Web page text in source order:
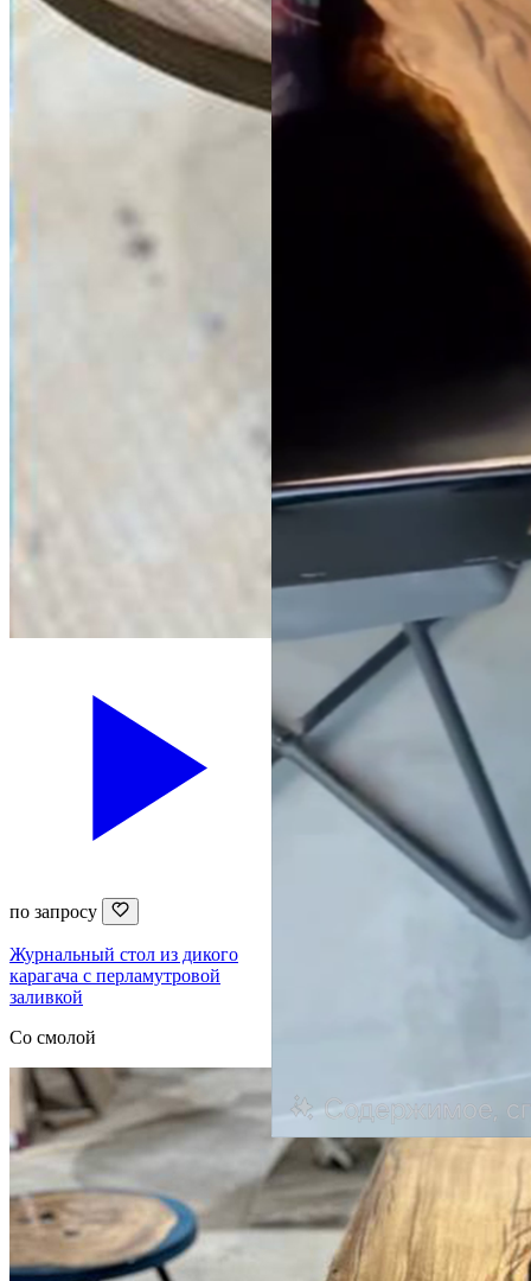
по запросу
Журнальный стол из дикого
карагача с перламутровой
заливкой
Со смолой